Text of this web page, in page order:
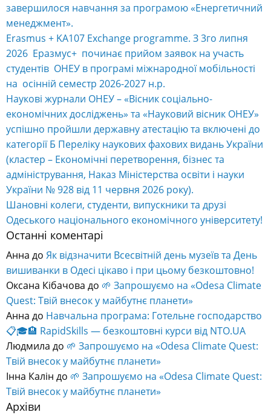
завершилося навчання за програмою «Енергетичний
менеджмент».
Erasmus + KA107 Exchange programme. З 3го липня
2026 Еразмус+ починає прийом заявок на участь
студентів ОНЕУ в програмі міжнародної мобільності
на осінній семестр 2026-2027 н.р.
Наукові журнали ОНЕУ – «Вісник соціально-
економічних досліджень» та «Науковий вісник ОНЕУ»
успішно пройшли державну атестацію та включені до
категорії Б Переліку наукових фахових видань України
(кластер – Економічні перетворення, бізнес та
адміністрування, Наказ Міністерства освіти і науки
України № 928 від 11 червня 2026 року).
Шановні колеги, студенти, випускники та друзі
Одеського національного економічного університету!
Останні коментарі
Анна до Як відзначити Всесвітній день музеїв та День
вишиванки в Одесі цікаво і при цьому безкоштовно!
Оксана Кібачова до 🌱 Запрошуємо на «Odesa Climate
Quest: Твій внесок у майбутнє планети»
Анна до Навчальна програма: Готельне господарство
📋🎓🏨 RapidSkills — безкоштовні курси від NTO.UA
Людмила до 🌱 Запрошуємо на «Odesa Climate Quest:
Твій внесок у майбутнє планети»
Інна Калін до 🌱 Запрошуємо на «Odesa Climate Quest:
Твій внесок у майбутнє планети»
Архіви